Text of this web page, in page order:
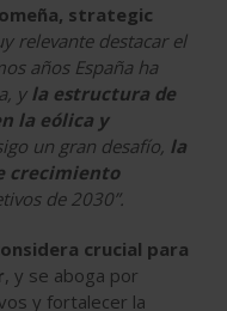
strategic
relevante destacar el
años España ha
y la estructura de
la eólica y
un gran desafío, la
crecimiento
de 2030”.
crucial para
, y se aboga por
y fortalecer la